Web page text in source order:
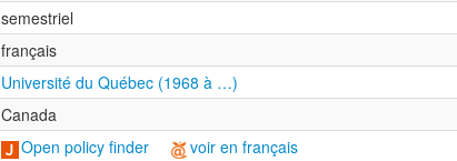
semestriel
français
Université du Québec (1968 à …)
Canada
Open policy finder voir en français